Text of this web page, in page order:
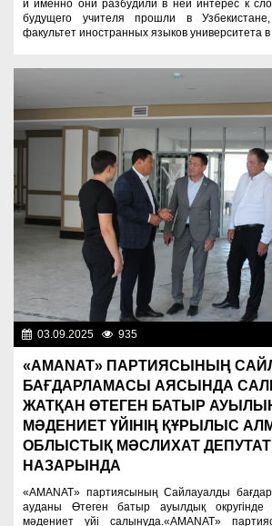
и именно они разбудили в ней интерес к
будущего учителя прошли в
факультет иностранных языков университета
03.09.2025 935
«AMANAT» ПАРТИЯСЫНЫҢ
БАҒДАРЛАМАСЫ АЯСЫНДА
ЖАТҚАН ӨТЕГЕН БАТЫР
МӘДЕНИЕТ ҮЙІНІҢ ҚҰРЫЛЫС
ОБЛЫСТЫҚ МӘСЛИХАТ
НАЗАРЫНДА
«AMANAT» партиясының Сайлауалды
ауданы Өтеген батыр ауылдық
мәдениет үйі салынуда.«AMANAT»